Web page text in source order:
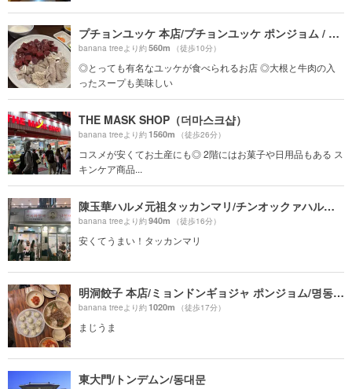
プチョンユッケ 本店/プチョンユッケ ポンジョム / 부촌육회 본점プチョンユッケ 本店
banana treeより約560m （徒歩10分）
◎とっても有名なユッケが食べられるお店 ◎大根と牛肉の入
ったスープも美味しい
THE MASK SHOP（더마스크샵）
banana treeより約1560m （徒歩26分）
コスメが安くてお土産にも◎ 2階にはお菓子や日用品もある ス
キンケア商品...
陳玉華ハルメ元祖タッカンマリ/チンオックァハルメ ウォンジョ タッカンマリ/진옥화할매원조닭한마리
banana treeより約940m （徒歩16分）
安くてうまい！タッカンマリ
明洞餃子 本店/ミョンドンギョジャ ポンジョム/명동교자 본점
banana treeより約1020m （徒歩17分）
まじうま
東大門/トンデムン/동대문